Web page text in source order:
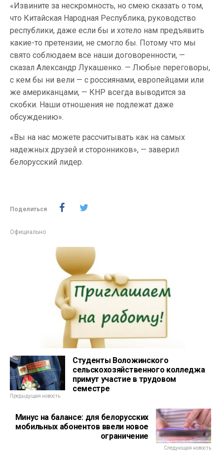
«Извините за нескромность, но смею сказать о том,
что Китайская Народная Республика, руководство
республики, даже если бы и хотело нам предъявить
какие-то претензии, не смогло бы. Потому что мы
свято соблюдаем все наши договоренности, —
сказал Александр Лукашенко. — Любые переговоры,
с кем бы ни вели — с россиянами, европейцами или
же американцами, — КНР всегда выводится за
скобки. Наши отношения не подлежат даже
обсуждению».
«Вы на нас можете рассчитывать как на самых
надежных друзей и сторонников», — заверил
белорусский лидер.
Поделиться
Официально
Студенты Воложинского
сельскохозяйственного колледжа
примут участие в трудовом
семестре
Предыдущая новость
Минус на балансе: для белорусских
мобильных абонентов ввели новое
ограничение
Следующая новость